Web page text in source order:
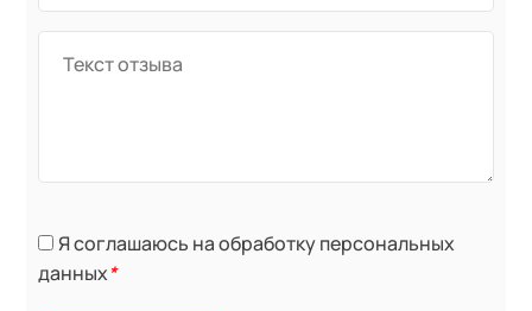
Я соглашаюсь на обработку персональных
данных*